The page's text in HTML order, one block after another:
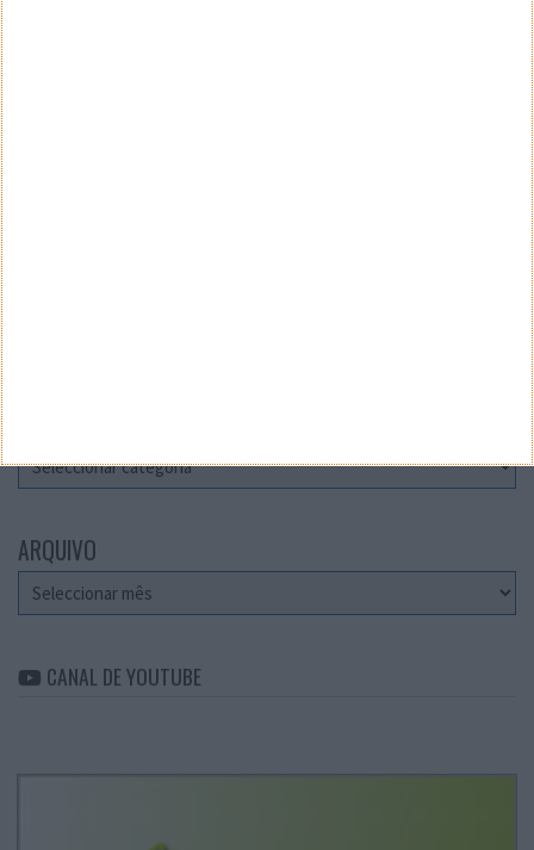
ARQUIVO
Arquivo
CANAL DE YOUTUBE